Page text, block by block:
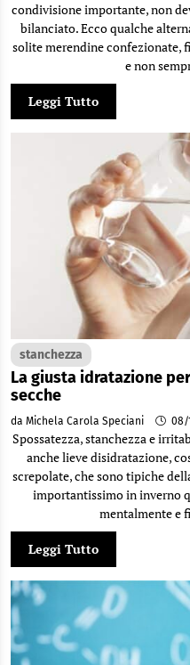
condivisione importante, non
bilanciato. Ecco qualche
solite merendine confezionate,
e non
Leggi Tutto
stanchezza
La giusta idratazione
secche
da Michela Carola Speciani 08/
Spossatezza, stanchezza e
anche lieve disidratazione,
screpolate, che sono tipiche
importantissimo in inverno
mentalmente e
Leggi Tutto